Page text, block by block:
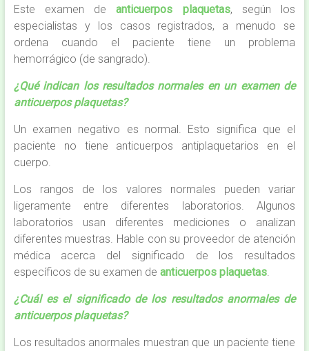
Este examen deanticuerpos plaquetas, según los
especialistas y los casos registrados, a menudo se
ordena cuando el paciente tiene un problema
hemorrágico (de sangrado).
¿Qué indican los resultados normales en un examen de
anticuerpos plaquetas?
Un examen negativo es normal. Esto significa que el
paciente no tiene anticuerpos antiplaquetarios en el
cuerpo.
Los rangos de los valores normales pueden variar
ligeramente entre diferentes laboratorios. Algunos
laboratorios usan diferentes mediciones o analizan
diferentes muestras. Hable con su proveedor de atención
médica acerca del significado de los resultados
específicos de su examen de anticuerpos plaquetas.
¿Cuál es el significado de los resultados anormales de
anticuerpos plaquetas?
Los resultados anormales muestran que un paciente tiene